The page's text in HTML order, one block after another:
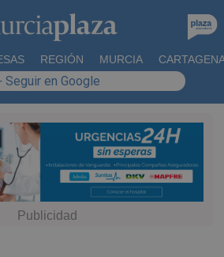
REGIÓN MURCIA
Seguir en Google